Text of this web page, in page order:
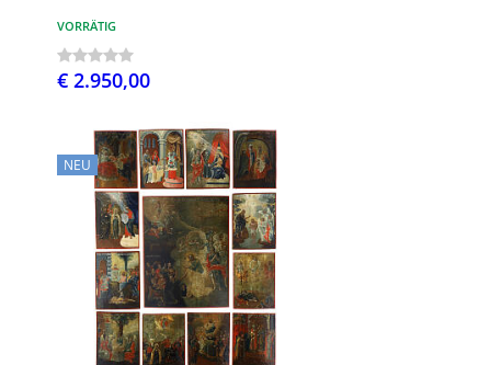
VORRÄTIG
€ 2.950,00
NEU